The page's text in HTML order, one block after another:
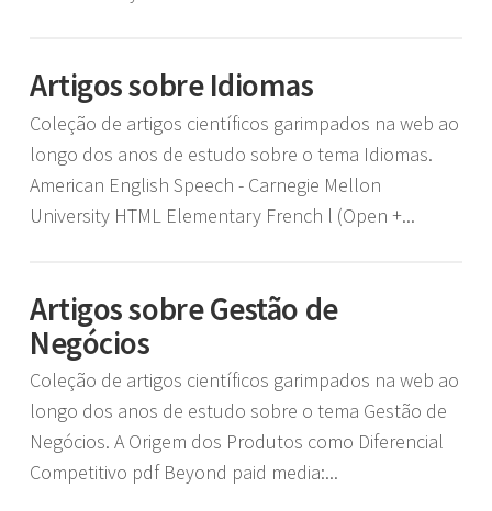
Artigos sobre Idiomas
Coleção de artigos científicos garimpados na web ao
longo dos anos de estudo sobre o tema Idiomas.
American English Speech - Carnegie Mellon
University HTML Elementary French l (Open +...
Artigos sobre Gestão de
Negócios
Coleção de artigos científicos garimpados na web ao
longo dos anos de estudo sobre o tema Gestão de
Negócios. A Origem dos Produtos como Diferencial
Competitivo pdf Beyond paid media:...